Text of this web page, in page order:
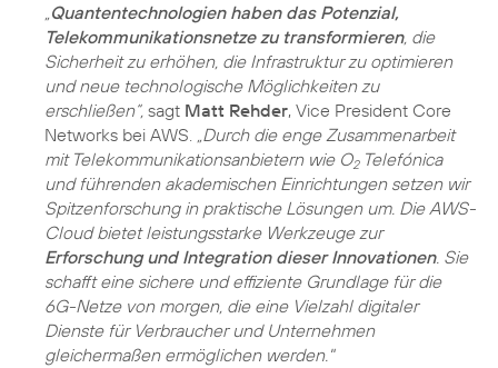
„Quantentechnologien haben das Potenzial,
Telekommunikationsnetze zu transformieren, die
Sicherheit zu erhöhen, die Infrastruktur zu optimieren
und neue technologische Möglichkeiten zu
erschließen“, sagt Matt Rehder, Vice President Core
Networks bei AWS. „Durch die enge Zusammenarbeit
mit Telekommunikationsanbietern wie O2Telefónica
und führenden akademischen Einrichtungen setzen wir
Spitzenforschung in praktische Lösungen um. Die AWS-
Cloud bietet leistungsstarke Werkzeuge zur
Erforschung und Integration dieser Innovationen. Sie
schafft eine sichere und effiziente Grundlage für die
6G-Netze von morgen, die eine Vielzahl digitaler
Dienste für Verbraucher und Unternehmen
gleichermaßen ermöglichen werden."